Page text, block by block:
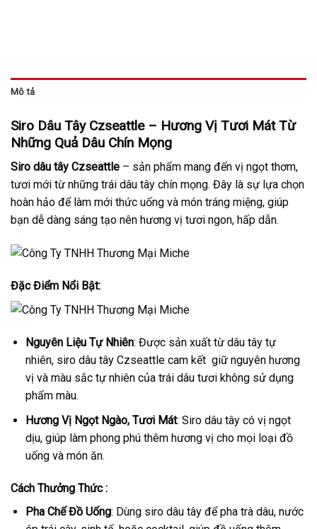
Mô tả
Siro Dâu Tây Czseattle – Hương Vị Tươi Mát Từ
Những Quả Dâu Chín Mọng
Siro dâu tây Czseattle – sản phẩm mang đến vị ngọt thơm,
tươi mới từ những trái dâu tây chín mọng. Đây là sự lựa chọn
hoàn hảo để làm mới thức uống và món tráng miệng, giúp
bạn dễ dàng sáng tạo nên hương vị tươi ngon, hấp dẫn.
Đặc Điểm Nổi Bật:
Nguyên Liệu Tự Nhiên: Được sản xuất từ dâu tây tự
nhiên, siro dâu tây Czseattle cam kết giữ nguyên hương
vị và màu sắc tự nhiên của trái dâu tươi không sử dụng
phẩm màu.
Hương Vị Ngọt Ngào, Tươi Mát: Siro dâu tây có vị ngọt
dịu, giúp làm phong phú thêm hương vị cho mọi loại đồ
uống và món ăn.
Cách Thưởng Thức :
Pha Chế Đồ Uống: Dùng siro dâu tây để pha trà dâu, nước